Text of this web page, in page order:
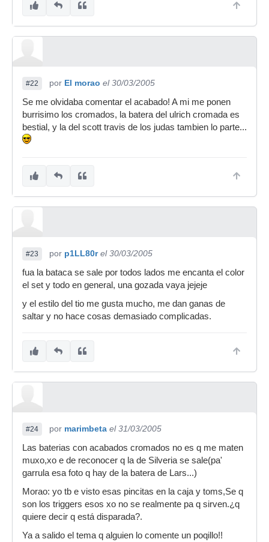
#22 por El morao el 30/03/2005
Se me olvidaba comentar el acabado! A mi me ponen
burrisimo los cromados, la batera del ulrich cromada es
bestial, y la del scott travis de los judas tambien lo parte...
#23 por p1LL80r el 30/03/2005
fua la bataca se sale por todos lados me encanta el color
el set y todo en general, una gozada vaya jejeje
y el estilo del tio me gusta mucho, me dan ganas de
saltar y no hace cosas demasiado complicadas.
#24 por marimbeta el 31/03/2005
Las baterias con acabados cromados no es q me maten
muxo,xo e de reconocer q la de Silveria se sale(pa'
garrula esa foto q hay de la batera de Lars...)
Morao: yo tb e visto esas pincitas en la caja y toms,Se q
son los triggers esos xo no se realmente pa q sirven.¿q
quiere decir q está disparada?.
Ya a salido el tema q alguien lo comente un poqillo!!